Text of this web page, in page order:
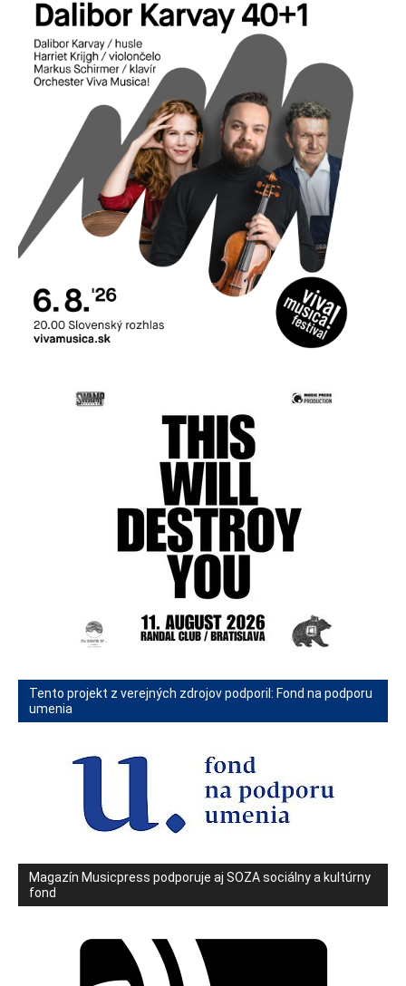
Tento projekt z verejných zdrojov podporil: Fond na podporu
umenia
Magazín Musicpress podporuje aj SOZA sociálny a kultúrny
fond